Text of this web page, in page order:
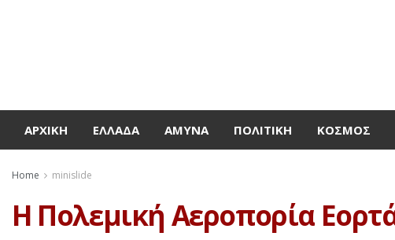
ΑΡΧΙΚΉ ΕΛΛΆΔΑ ΆΜΥΝΑ ΠΟΛΙΤΙΚΉ ΚΌΣΜΟΣ
Home minislide
Η Πολεμική Αεροπορία